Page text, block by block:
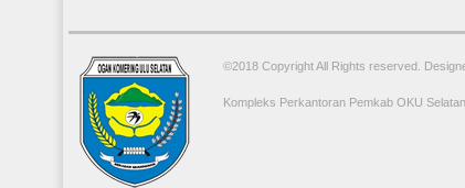
©2018 Copyright All Rights reserved.
Kompleks Perkantoran Pemkab OKU